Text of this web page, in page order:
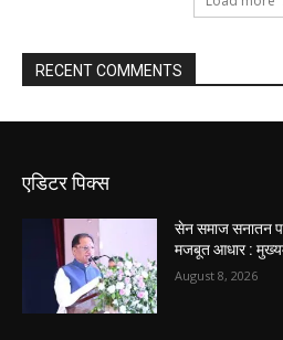
RECENT COMMENTS
एडिटर पिक्स
सेन समाज सनातन
मजबूत आधार :
August 8, 2026